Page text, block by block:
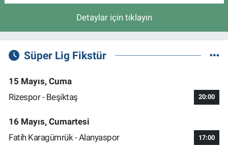
Detaylar için tıklayın
Süper Lig Fikstür
15 Mayıs, Cuma
Rizespor - Beşiktaş
20:00
16 Mayıs, Cumartesi
Fatih Karagümrük - Alanyaspor
17:00